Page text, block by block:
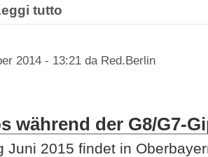
tutto
2014 - 13:21 da Red.Berlin
während der G8/G7-
Juni 2015 findet in